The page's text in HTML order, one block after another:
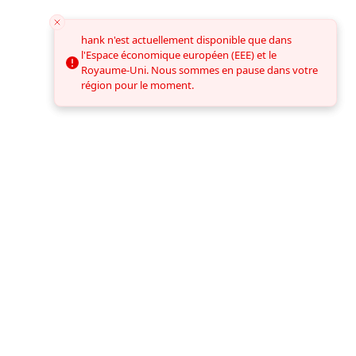
hank n'est actuellement disponible que dans
l'Espace économique européen (EEE) et le
Royaume-Uni. Nous sommes en pause dans votre
région pour le moment.
hank n'est actuellement disponible que dans
l'Espace économique européen (EEE) et le
Royaume-Uni. Nous sommes en pause dans votre
région pour le moment.